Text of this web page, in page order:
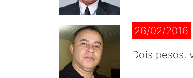
26/02/2016
Dois pesos,